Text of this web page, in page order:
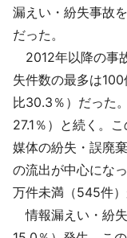
漏えい・紛失事故
だった。
2012年以降の事
失件数の最多は
比30.3％）だった
27.1％）と続く。
媒体の紛失・誤廃
の流出が中心にな
万件未満（545件
情報漏えい・紛